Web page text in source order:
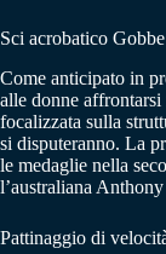
Sci acrobatico
Come anticipato in
alle donne affrontarsi
focalizzata sulla
si disputeranno. La
le medaglie nella
l’australiana
Pattinaggio di